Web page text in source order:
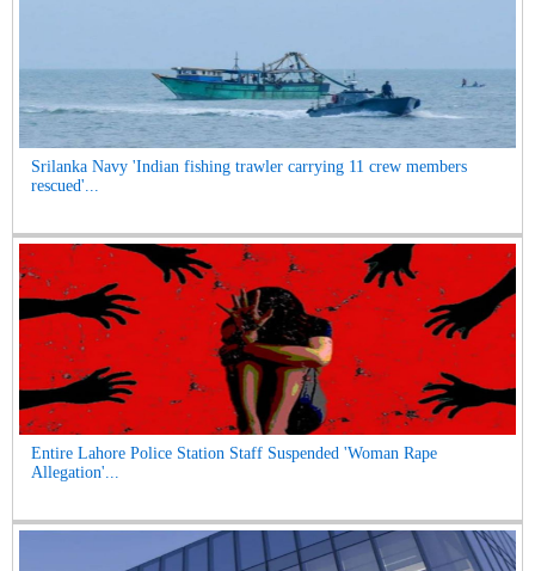
Srilanka Navy 'Indian fishing trawler carrying 11 crew members
rescued'...
Entire Lahore Police Station Staff Suspended 'Woman Rape
Allegation'...